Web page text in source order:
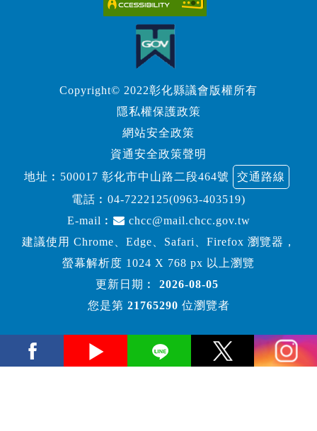
Copyright© 2022彰化縣議會版權所有
隱私權保護政策
網站安全政策
資通安全政策聲明
地址︰500017 彰化市中山路二段464號
交通路線
電話︰ 04-7222125(0963-403519)
E-mail︰
chcc@mail.chcc.gov.tw
建議使用 Chrome、Edge、Safari、Firefox 瀏覽器，
螢幕解析度 1024 X 768 px 以上瀏覽
更新日期︰
2026-08-05
您是第 21765290 位瀏覽者